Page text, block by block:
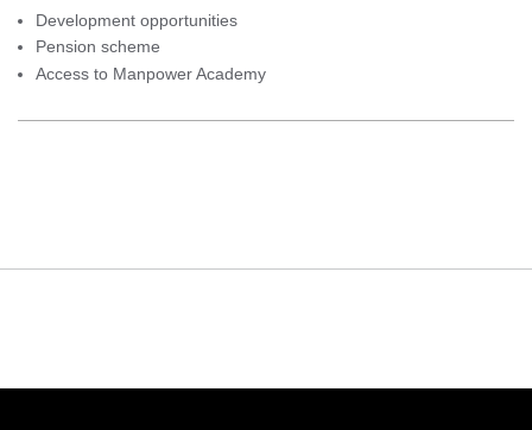
Development opportunities
Pension scheme
Access to Manpower Academy